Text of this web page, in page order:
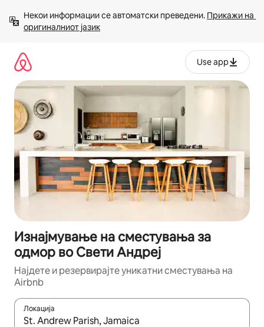
содржина
Некои информации се автоматски преведени. Прикажи на
оригиналниот јазик
Use app
Изнајмување на сместувања за
одмор во Свети Андреј
Најдете и резервирајте уникатни сместувања на
Airbnb
Локација
Кога резултатите се достапни, движете се со копчињата